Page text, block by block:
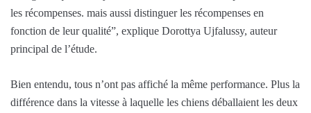
les récompenses. mais aussi distinguer les récompenses en
fonction de leur qualité”, explique Dorottya Ujfalussy, auteur
principal de l’étude.
Bien entendu, tous n’ont pas affiché la même performance. Plus la
différence dans la vitesse à laquelle les chiens déballaient les deux